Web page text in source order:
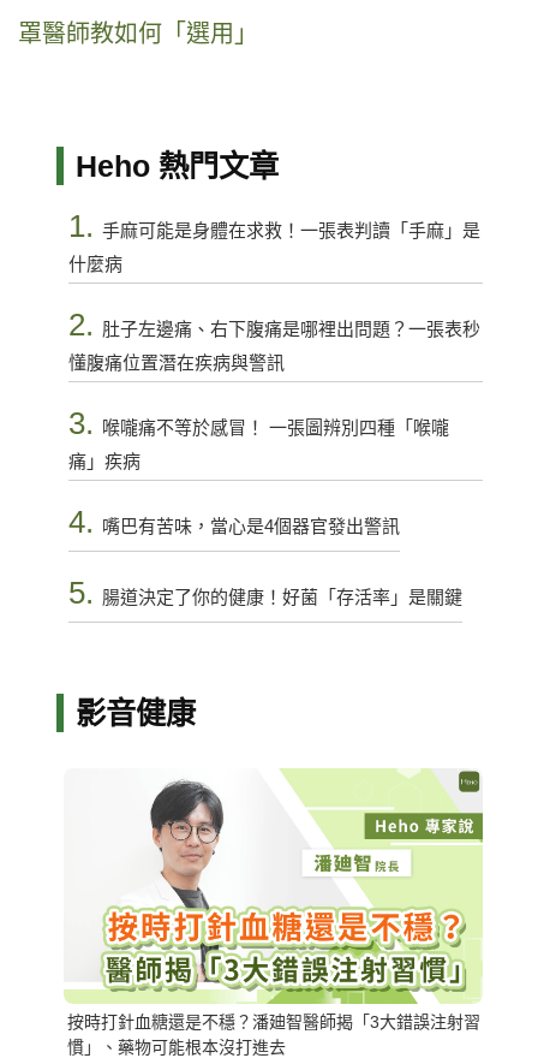
罩醫師教如何「選用」
Heho 熱門文章
1. 手麻可能是身體在求救！一張表判讀「手麻」是
什麼病
2. 肚子左邊痛、右下腹痛是哪裡出問題？一張表秒
懂腹痛位置潛在疾病與警訊
3.
喉嚨痛不等於感冒！ 一張圖辨別四種「喉嚨
痛」疾病
4. 嘴巴有苦味，當心是4個器官發出警訊
5. 腸道決定了你的健康！好菌「存活率」是關鍵
影音健康
按時打針血糖還是不穩？潘廸智醫師揭「3大錯誤注射習
慣」、藥物可能根本沒打進去